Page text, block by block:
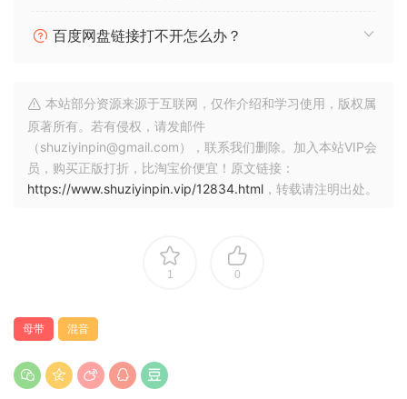
主总线面板：享受完整的项目控制和全面的工具指导您。
链视图中的输入/输出计量：快速全面地概览您的音频电平。
增强的浮动预设窗口：利用智能功能简化和促进您的创作过
程。
可自定义的计量窗口：精确定制以适合您的喜好和需求。
8 个令人兴奋的新模块：发现扩展的集合，其中包含用于混音、
T-RackS 6.0.2 版发行说明：
题；
解决了名称与其他公司插件冲突的
百度网盘链接打不开怎么办？
本站部分资源来源于互联网，仅作介绍和学习使用，版权属
原著所有。若有侵权，请发邮件
（shuziyinpin@gmail.com），联系我们删除。加入本站VIP会
员，购买正版打折，比淘宝价便宜！原文链接：
https://www.shuziyinpin.vip/12834.html ，转载请注明出处。
1 0
母带 混音